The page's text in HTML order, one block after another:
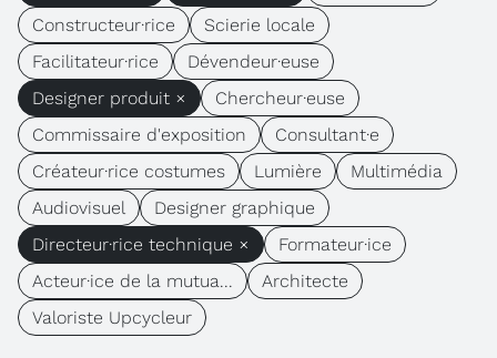
Constructeur·rice
Scierie locale
Facilitateur·rice
Dévendeur·euse
Designer produit ×
Chercheur·euse
Commissaire d'exposition
Consultant·e
Créateur·rice costumes
Lumière
Multimédia
Audiovisuel
Designer graphique
Directeur·rice technique ×
Formateur·ice
Acteur·ice de la mutua...
Architecte
Valoriste Upcycleur